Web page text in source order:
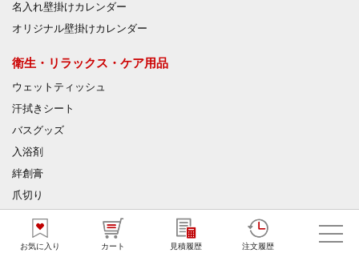
お気に入り カート 見積履歴 注文履歴
名入れ壁掛けカレンダー
オリジナル壁掛けカレンダー
衛生・リラックス・ケア用品
ウェットティッシュ
汗拭きシート
バスグッズ
入浴剤
絆創膏
爪切り
マスク
除菌グッズ